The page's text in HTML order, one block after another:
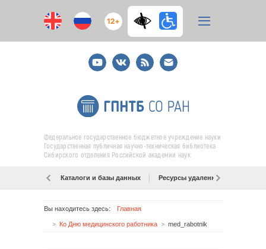
12+
YoutubeВКонтакте
RSS
E-
mail
подписка
Федеральное государственное бюджетное учреждение науки
Государственная публичная научно-техническая библиотека
Сибирского отделения Российской академии наук
Каталоги и базы данных Ресурсы удаленного доступа
Вы находитесь здесь: Главная
Ко Дню медицинского работника med_rabotnik